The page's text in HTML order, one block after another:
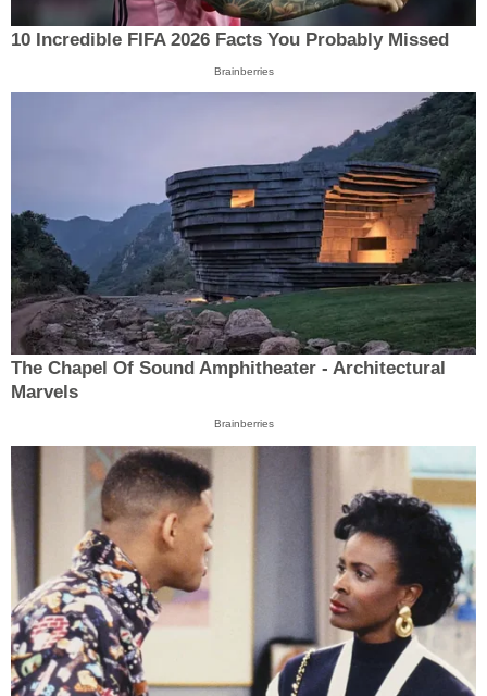
10 Incredible FIFA 2026 Facts You Probably Missed
Brainberries
The Chapel Of Sound Amphitheater - Architectural
Marvels
Brainberries